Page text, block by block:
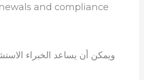
and compliance
ويمكن أن يساعد الخبراء